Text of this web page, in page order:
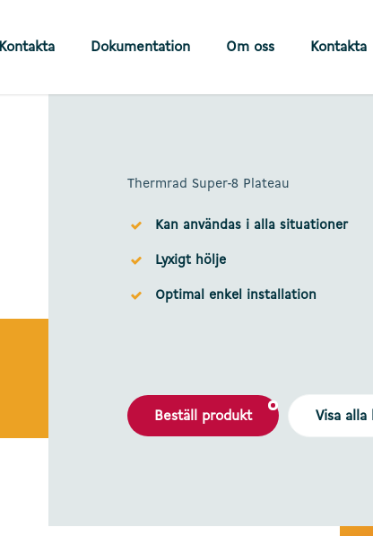
Kontakta Dokumentation Om oss Kontakta
Thermrad Super-8 Plateau
Kan användas i alla situationer
Lyxigt hölje
Optimal enkel installation
Beställ produkt Visa